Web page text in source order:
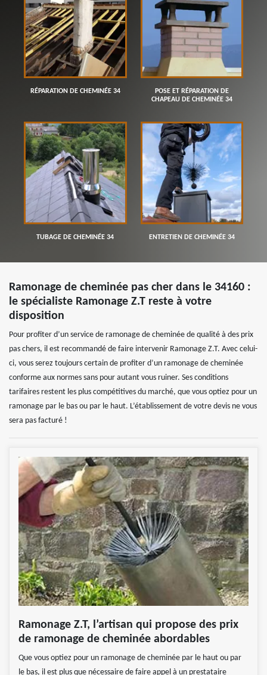
RÉPARATION DE CHEMINÉE 34
POSE ET RÉPARATION DE
CHAPEAU DE CHEMINÉE 34
TUBAGE DE CHEMINÉE 34 ENTRETIEN DE CHEMINÉE 34
Ramonage de cheminée pas cher dans le 34160 :
le spécialiste Ramonage Z.T reste à votre
disposition
Pour profiter d’un service de ramonage de cheminée de qualité à des prix
pas chers, il est recommandé de faire intervenir Ramonage Z.T. Avec celui-
ci, vous serez toujours certain de profiter d’un ramonage de cheminée
conforme aux normes sans pour autant vous ruiner. Ses conditions
tarifaires restent les plus compétitives du marché, que vous optiez pour un
ramonage par le bas ou par le haut. L’établissement de votre devis ne vous
sera pas facturé !
Ramonage Z.T, l’artisan qui propose des prix
de ramonage de cheminée abordables
Que vous optiez pour un ramonage de cheminée par le haut ou par
le bas, il est plus que nécessaire de faire appel à un prestataire